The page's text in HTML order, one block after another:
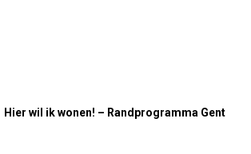
Hier wil ik wonen! – Randprogramma Gent